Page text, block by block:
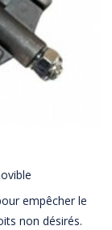
empêcher le
non désirés.